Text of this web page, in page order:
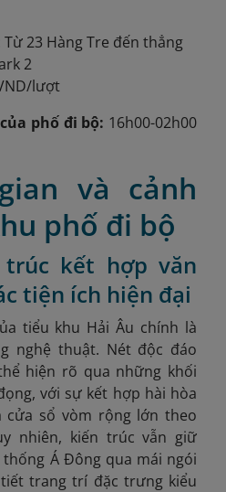
Từ 23 Hàng Tre đến thẳng
2
lượt
phố đi bộ: 16h00-02h00
và cảnh
phố đi bộ
kết hợp văn
tiện ích hiện đại
tiểu khu Hải Âu chính là
nghệ thuật. Nét độc đáo
hiện rõ qua những khối
với sự kết hợp hài hòa
cửa sổ vòm rộng lớn theo
nhiên, kiến trúc vẫn giữ
Á Đông qua mái ngói
trang trí đặc trưng kiểu